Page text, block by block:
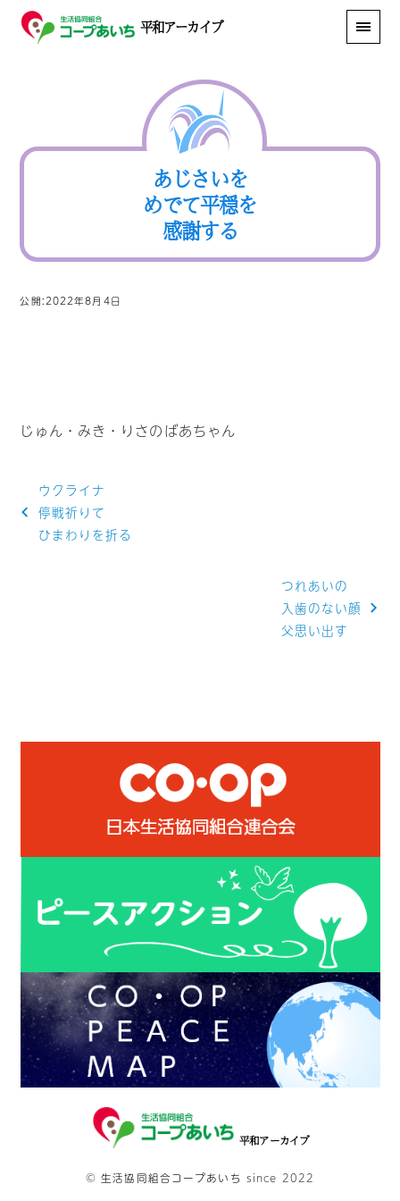
平和アーカイブ
あじさいを
めでて平穏を
感謝する
公開:2022年8月4日
じゅん・みき・りさのばあちゃん
稿
ン
ウクライナ
停戦祈りて
ひまわりを折る
つれあいの
入歯のない顔
父思い出す
平和アーカイブ
©生活協同組合コープあいち since 2022